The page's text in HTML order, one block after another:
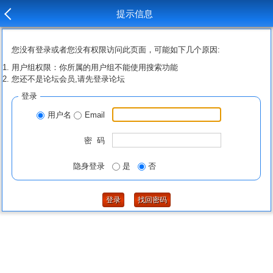
提示信息
您没有登录或者您没有权限访问此页面，可能如下几个原因:
用户组权限：你所属的用户组不能使用搜索功能
您还不是论坛会员,请先登录论坛
登录
用户名 Email
密 码
隐身登录 是 否